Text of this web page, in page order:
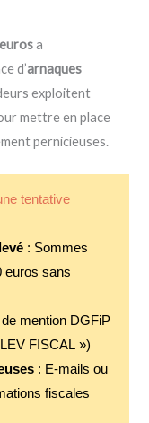
a
d’arnaques
exploitent
mettre en place
pernicieuses.
tentative
: Sommes
euros sans
mention DGFiP
FISCAL »)
: E-mails ou
fiscales